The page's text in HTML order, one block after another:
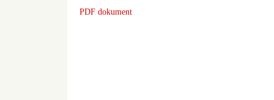
PDF dokument